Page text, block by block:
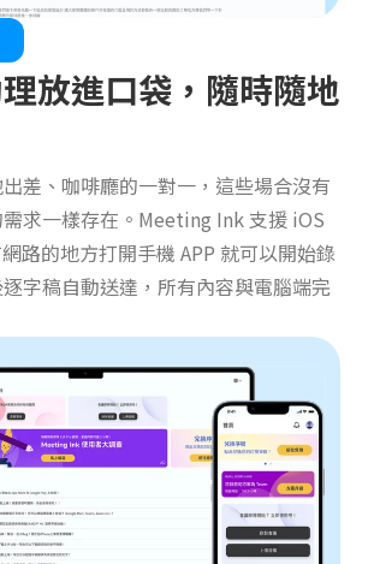
放進口袋，隨時隨地
差、咖啡廳的一對一，這些場合沒有
求一樣存在。Meeting Ink 支援 iOS
路的地方打開手機 APP 就可以開始錄
字稿自動送達，所有內容與電腦端完